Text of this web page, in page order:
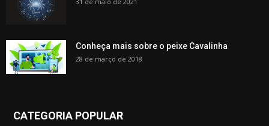
Conheça mais sobre o peixe Cavalinha
28 de março de 2018
CATEGORIA POPULAR